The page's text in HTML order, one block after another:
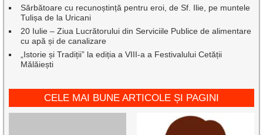
Sărbătoare cu recunoștință pentru eroi, de Sf. Ilie, pe muntele
Tulișa de la Uricani
20 Iulie – Ziua Lucrătorului din Serviciile Publice de alimentare
cu apă și de canalizare
„Istorie și Tradiții” la ediția a VIII-a a Festivalului Cetății
Mălăiești
CELE MAI BUNE ARTICOLE ȘI PAGINI